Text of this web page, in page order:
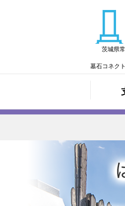
茨城県
墓石コネク